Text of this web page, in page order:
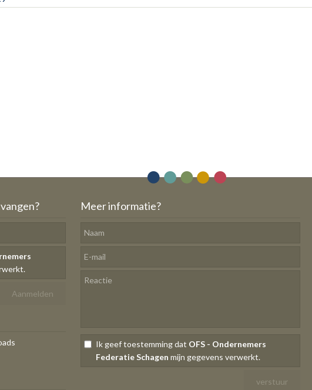
Meer informatie?
Ik geef toestemming dat OFS - Ondernemers
Federatie Schagen mijn gegevens verwerkt.